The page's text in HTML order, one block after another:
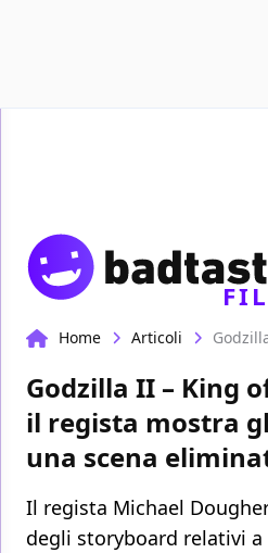
Home Articoli
Godzilla II – King
il regista mostra
una scena
Il regista Michael
degli storyboard relativi